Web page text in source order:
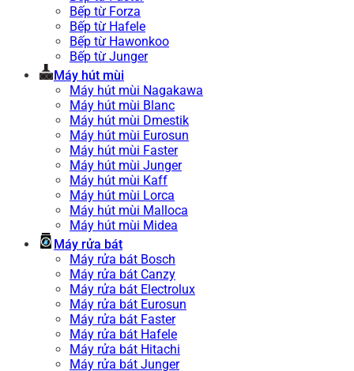
Bếp từ Forza
Bếp từ Hafele
Bếp từ Hawonkoo
Bếp từ Junger
Máy hút mùi
Máy hút mùi Nagakawa
Máy hút mùi Blanc
Máy hút mùi Dmestik
Máy hút mùi Eurosun
Máy hút mùi Faster
Máy hút mùi Junger
Máy hút mùi Kaff
Máy hút mùi Lorca
Máy hút mùi Malloca
Máy hút mùi Midea
Máy rửa bát
Máy rửa bát Bosch
Máy rửa bát Canzy
Máy rửa bát Electrolux
Máy rửa bát Eurosun
Máy rửa bát Faster
Máy rửa bát Hafele
Máy rửa bát Hitachi
Máy rửa bát Junger